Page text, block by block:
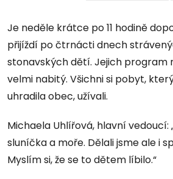
Je neděle krátce po 11 hodině
přijíždí po čtrnácti dnech
stonavských dětí. Jejich program
velmi nabitý. Všichni si pobyt,
uhradila obec, užívali.
Michaela Uhlířová, hlavní vedoucí:
sluníčka a moře. Dělali jsme ale i
Myslím si, že se to dětem líbilo.“